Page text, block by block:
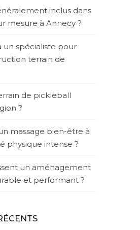
inclus dans
mesure à Annecy ?
un spécialiste pour
terrain de
de pickleball
?
massage bien-être à
physique intense ?
un aménagement
et performant ?